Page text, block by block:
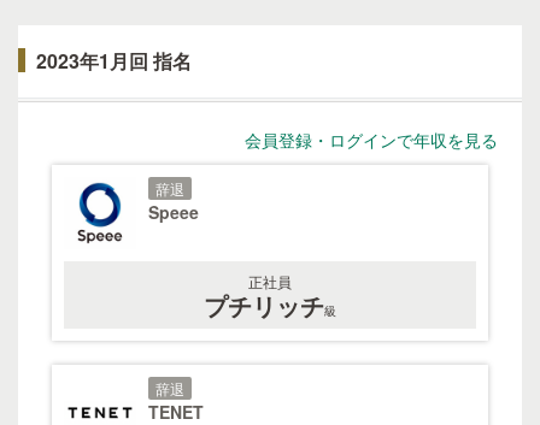
2023年1月回 指名
会員登録・ログインで年収を見る
辞退
Speee
正社員
プチリッチ級
辞退
TENET